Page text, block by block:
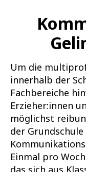
Um die
innerhalb der
Fachbereiche
Erzieher:innen
möglichst
der
Einmal pro
das sich aus